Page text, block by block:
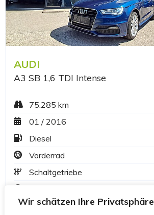
Wir schätzen Ihre Privatsphäre